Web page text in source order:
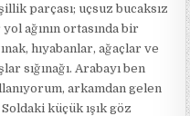
parçası; uçsuz bucaksız
ağının ortasında bir
hıyabanlar, ağaçlar ve
sığınağı. Arabayı ben
arkamdan gelen
küçük ışık göz